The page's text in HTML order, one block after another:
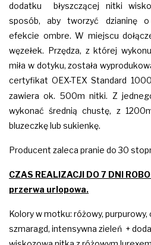
dodatku błyszczącej nitki
sposób, aby tworzyć dzianinę o
efekcie ombre. W miejscu
węzełek. Przędza, z której
miła w dotyku, została
certyfikat OEX-TEX Standard
zawiera ok. 500m nitki. Z
wykonać średnią chustę, z
bluzeczkę lub sukienkę.
Producent zaleca pranie do 30
CZAS REALIZACJI DO 7 DNI
przerwa urlopowa.
Kolory w motku: różowy,
szmaragd, intensywna zieleń +